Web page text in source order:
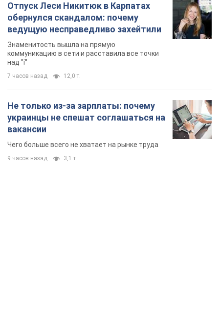
Отпуск Леси Никитюк в Карпатах
обернулся скандалом: почему
ведущую несправедливо захейтили
Знаменитость вышла на прямую
коммуникацию в сети и расставила все точки
над "i"
7 часов назад 12,0 т.
Не только из-за зарплаты: почему
украинцы не спешат соглашаться на
вакансии
Чего больше всего не хватает на рынке труда
9 часов назад 3,1 т.